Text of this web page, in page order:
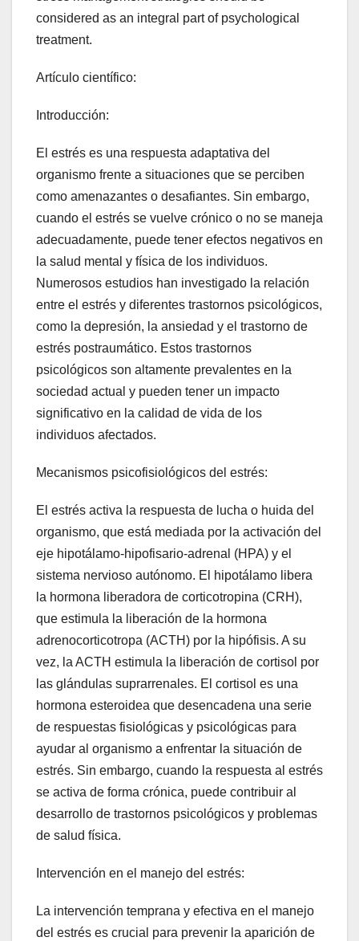
considered as an integral part of psychological
treatment.
Artículo científico:
Introducción:
El estrés es una respuesta adaptativa del
organismo frente a situaciones que se perciben
como amenazantes o desafiantes. Sin embargo,
cuando el estrés se vuelve crónico o no se maneja
adecuadamente, puede tener efectos negativos en
la salud mental y física de los individuos.
Numerosos estudios han investigado la relación
entre el estrés y diferentes trastornos psicológicos,
como la depresión, la ansiedad y el trastorno de
estrés postraumático. Estos trastornos
psicológicos son altamente prevalentes en la
sociedad actual y pueden tener un impacto
significativo en la calidad de vida de los
individuos afectados.
Mecanismos psicofisiológicos del estrés:
El estrés activa la respuesta de lucha o huida del
organismo, que está mediada por la activación del
eje hipotálamo-hipofisario-adrenal (HPA) y el
sistema nervioso autónomo. El hipotálamo libera
la hormona liberadora de corticotropina (CRH),
que estimula la liberación de la hormona
adrenocorticotropa (ACTH) por la hipófisis. A su
vez, la ACTH estimula la liberación de cortisol por
las glándulas suprarrenales. El cortisol es una
hormona esteroidea que desencadena una serie
de respuestas fisiológicas y psicológicas para
ayudar al organismo a enfrentar la situación de
estrés. Sin embargo, cuando la respuesta al estrés
se activa de forma crónica, puede contribuir al
desarrollo de trastornos psicológicos y problemas
de salud física.
Intervención en el manejo del estrés:
La intervención temprana y efectiva en el manejo
del estrés es crucial para prevenir la aparición de